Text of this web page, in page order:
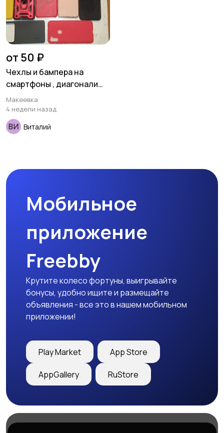
от 50 ₽
Чехлы и бампера на
смартфоны , диагонали
4,5-6,0 , новые ,
неликвиды .
Макеевка
4 недели назад
Виталий
Мобильное
приложение
Freebby
Крутите колесо фортуны, выигрывайте
бонусы, удобно ищите и размещайте
объявления - все это в нашем мобильном
приложении!
Play Market App Store
AppGallery RuStore